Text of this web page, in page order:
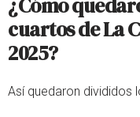
cuartos de La
2025?
Así quedaron divididos